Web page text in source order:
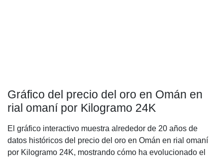
Gráfico del precio del oro en Omán en
rial omaní por Kilogramo 24K
El gráfico interactivo muestra alrededor de 20 años de
datos históricos del precio del oro en Omán en rial omaní
por Kilogramo 24K, mostrando cómo ha evolucionado el